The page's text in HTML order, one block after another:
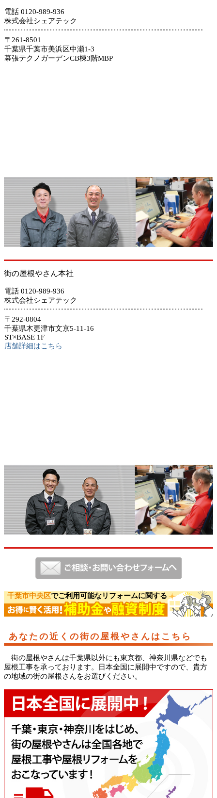
電話 0120-989-936
株式会社シェアテック
〒261-8501
千葉県千葉市美浜区中瀬1-3
幕張テクノガーデンCB棟3階MBP
街の屋根やさん本社
電話 0120-989-936
株式会社シェアテック
〒292-0804
千葉県木更津市文京5-11-16
ST×BASE 1F
店舗詳細はこちら
千葉市中央区でご利用可能なリフォームに関する
あなたの近くの街の屋根やさんはこちら
街の屋根やさんは千葉県以外にも東京都、神奈川県などでも
屋根工事を承っております。日本全国に展開中ですので、貴方
の地域の街の屋根さんをお選びください。